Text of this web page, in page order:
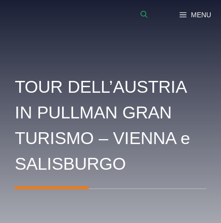
MENU
TOUR DELL’AUSTRIA
IN PULLMAN GRAN
TURISMO – VIENNA e
SALISBURGO